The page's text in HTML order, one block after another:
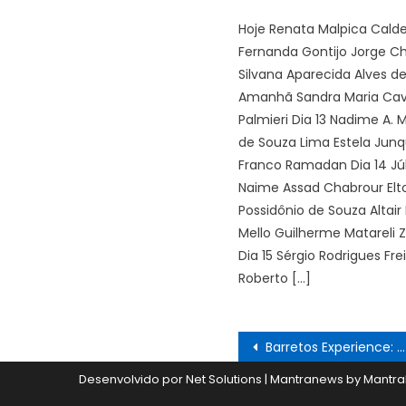
Hoje Renata Malpica
Fernanda Gontijo Jorge
Silvana Aparecida Alves
Amanhã Sandra Maria
Palmieri Dia 13 Nadime A.
de Souza Lima Estela
Franco Ramadan Dia 14
Naime Assad Chabrour
Possidônio de Souza Altair
Mello Guilherme Matareli
Dia 15 Sérgio Rodrigues
Roberto […]
Navegação
de
Barretos Experience: curso traz imersão nos bastidores da 65ª Festa do Peão de Barretos
Desenvolvido por Net Solutions | Mantranews by